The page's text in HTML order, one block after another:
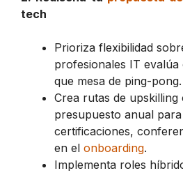
tech
Prioriza flexibilidad
profesionales IT evalúa
que mesa de ping-pong.
Crea rutas de upskilling
presupuesto anual
certificaciones,
en el onboarding.
Implementa roles